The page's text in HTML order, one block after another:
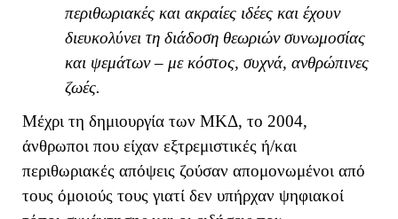
περιθωριακές και ακραίες ιδέες και έχουν
διευκολύνει τη διάδοση θεωριών συνωμοσίας
και ψεμάτων – με κόστος, συχνά, ανθρώπινες
ζωές.
Μέχρι τη δημιουργία των ΜΚΔ, το 2004,
άνθρωποι που είχαν εξτρεμιστικές ή/και
περιθωριακές απόψεις ζούσαν απομονωμένοι από
τους όμοιούς τους γιατί δεν υπήρχαν ψηφιακοί